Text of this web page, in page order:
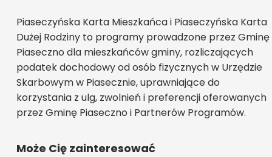
Piaseczyńska Karta Mieszkańca i Piaseczyńska Karta
Dużej Rodziny to programy prowadzone przez Gminę
Piaseczno dla mieszkańców gminy, rozliczających
podatek dochodowy od osób fizycznych w Urzędzie
Skarbowym w Piasecznie, uprawniające do
korzystania z ulg, zwolnień i preferencji oferowanych
przez Gminę Piaseczno i Partnerów Programów.
Może Cię zainteresować